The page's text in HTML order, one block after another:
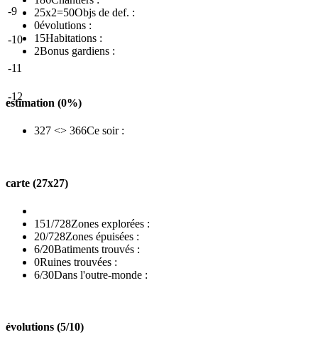
-9
-10
-11
-12
25x2=50Objs de def. :
0évolutions :
15Habitations :
2Bonus gardiens :
estimation (0%)
327 <> 366Ce soir :
carte (27x27)
151/728Zones explorées :
20/728Zones épuisées :
6/20Batiments trouvés :
0Ruines trouvées :
6/30Dans l'outre-monde :
évolutions (5/10)